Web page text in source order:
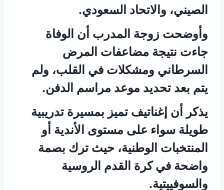
الصيني، والاتحاد السعودي.
وأوضحت زوجة المدرب أن الوفاة
جاءت نتيجة مضاعفات المرض
السرطاني ومشكلات في القلب، ولم
يتم بعد تحديد موعد مراسم الدفن.
يذكر أن إغناتيف تميز بمسيرة تدريبية
طويلة سواء على مستوى الأندية أو
المنتخبات الوطنية، حيث ترك بصمة
واضحة في كرة القدم الروسية
والسوفييتية.